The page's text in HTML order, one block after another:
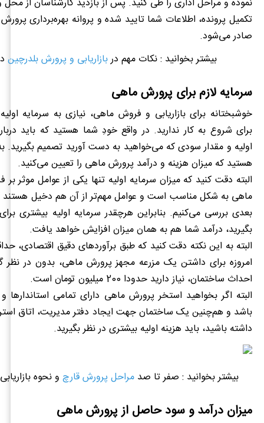
نموده و مراحل اداری را طی کنید. پس از بازدید کارشناسان از
تکمیل پرونده، اطلاعات شما تایید شده و پروانه بهره‌برداری
صادر می‌شود.
بیشتر بخوانید : نکات مهم دربازاریابی و پرورش بلدرچین
سرمایه لازم برای پرورش ماهی
خوشبختانه برای بازاریابی و فروش ماهی، نیازی به سرمایه
برای شروع به کار ندارید. در واقع خودِ شما هستید که باید
اولیه‌ و مقدار سودی که می‌خواهید به دست آورید تصمیم بگیرید.
هستید که میزان هزینه و درآمد پرورش ماهی را تعیین می‌کنید.
البته دقت کنید که میزان سرمایه اولیه تنها یکی از عوامل موثر بر
ماهی به شکل مناسب است و عوامل مهم‌تر از آن هم دخیل
بعدی بررسی می‌کنیم. بنابراین هرچقدر سرمایه اولیه بیشتری
بگیرید، درآمد شما هم به همان میزان افزایش خواهد یافت.
البته به این نکته دقت کنید که طبق برآوردهای دقیق اقتصادی،
امروزه برای داشتن یک مزرعه مجهز پرورش ماهی، بدون در نظر
احداث ساختمان، نیاز دارید حدودا 200 میلیون تومان است.
البته اگر بخواهید استخر پرورش ماهی دارای تمامی استاندارها
باشد و هم‌چنین یک ساختمان جهت ایجاد دفتر مدیریت، اتاق
داشته باشید، باید هزینه اولیه بیشتری در نظر بگیرید.
بیشتر بخوانید : صفر تا صدمراحل پرورش قارچ و نحوه
میزان درآمد و سود حاصل از پرورش ماهی